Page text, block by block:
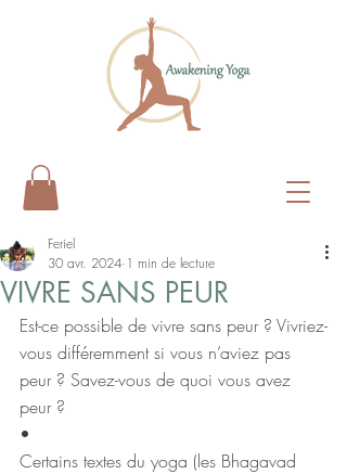
VIVRE SANS PEUR
Feriel
30 avr. 2024 1 min de lecture
Est-ce possible de vivre sans peur ? Vivriez-
vous différemment si vous n’aviez pas
peur ? Savez-vous de quoi vous avez
peur ?
•
Certains textes du yoga (les Bhagavad